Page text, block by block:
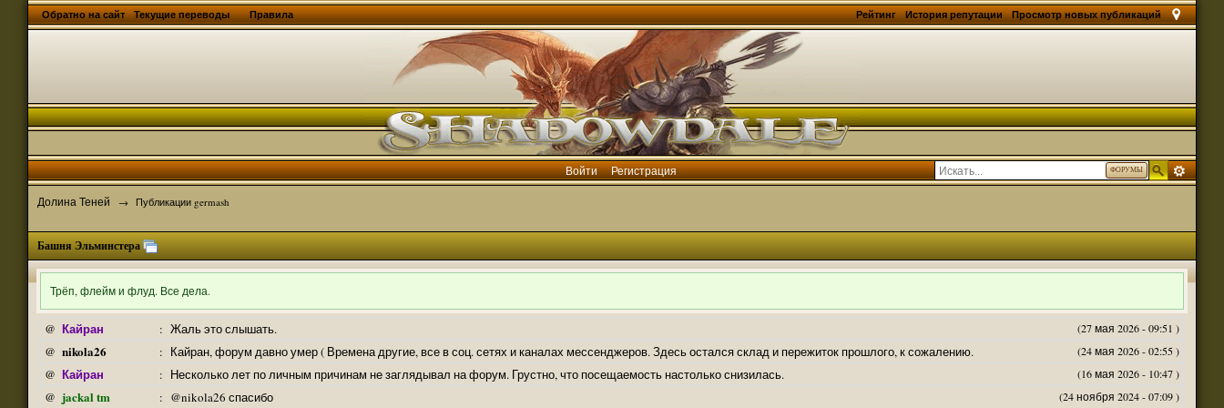
Просмотр новых публикаций
Обратно на сайт Текущие переводы История репутации
Рейтинг
Правила
ФОРУМЫ
Войти Регистрация
Долина Теней → Публикации germash
Башня Эльминстера
Трёп, флейм и флуд. Все дела.
@ Кайран : (27 мая 2026 - 09:51 )
Жаль это слышать.
@ nikola26 : (24 мая 2026 - 02:55 )
Кайран, форум давно умер ( Времена другие, все в соц. сетях и каналах мессенджеров. Здесь остался склад и пережиток прошлого, к сожалению.
@ Кайран : (16 мая 2026 - 10:47 )
Несколько лет по личным причинам не заглядывал на форум. Грустно, что посещаемость настолько снизилась.
@ jackal tm : (24 ноября 2024 - 07:09 )
@nikola26 спасибо